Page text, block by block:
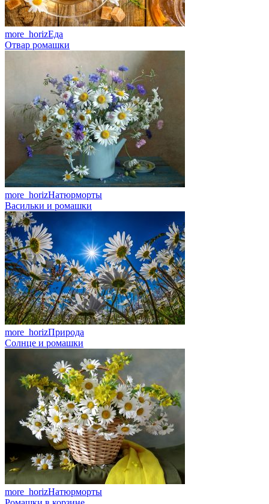
more_horizЕда
Отвар ромашки
more_horizНатюрморты
Васильки и ромашки
more_horizПрирода
Солнце и ромашки
more_horizНатюрморты